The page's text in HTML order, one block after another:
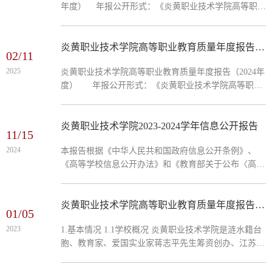
年度） 年报公开形式：《炎黄职业技术学院高等职业
http://www.yhjyjt.cn/xxgkw/info/1037/1713.htm 前
（2025年度）编制、发布和报送工作的通知》、省教育
厅《关于做好职业教育质量报告（2025年度）编制、发
02/11
2025
炎黄职业技术学院高等职业教育质量年度报告（2024）
炎黄职业技术学院高等职业教育质量年度报告（2024年
度） 年报公开形式：《炎黄职业技术学院高等职业
http://www.yhjyjt.cn/xxgkw/info/1037/1693.htm 前
（2024年度）编制、发布和报送工作的通知》、省教育
厅《关于做好职业教育质量报告（2024年度）编制、发
11/15
2024
炎黄职业技术学院2023-2024学年信息公开报告
本报告根据《中华人民共和国政府信息公开条例》、
《高等学校信息公开办法》和《教育部关于公布〈高等
主动公开信息情况，重点领域信息公开情况，信息公开
题、改进措施和创新举措，信息公开事项清单具体网址
等。本报告所涵盖的数据统计时段为2023年9月1日至
01/05
2023
炎黄职业技术学院高等职业教育质量年度报告（2023）
1.基本情况 1.1学校概况 炎黄职业技术学院是涟水籍台
胞、教育家、爱国实业家蒋志平先生筹资创办、江苏省